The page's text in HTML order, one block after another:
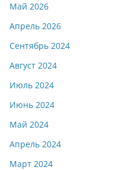
Май 2026
Апрель 2026
Сентябрь 2024
Август 2024
Июль 2024
Июнь 2024
Май 2024
Апрель 2024
Март 2024